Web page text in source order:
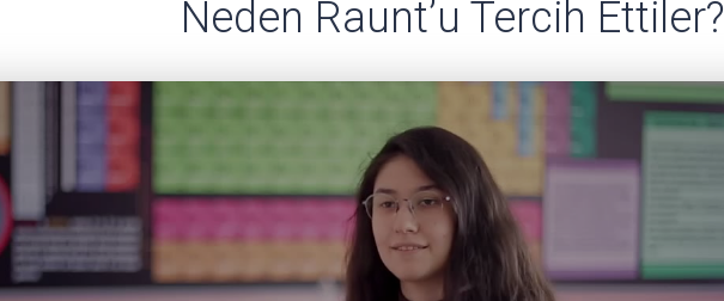
Neden Raunt’u Tercih Ettiler?